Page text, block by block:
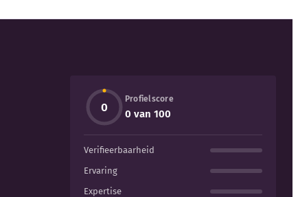
0
Profielscore
0 van 100
Verifieerbaarheid
Ervaring
Expertise